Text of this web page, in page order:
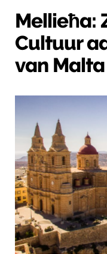
Mellieħa:
Cultuur
van Malta